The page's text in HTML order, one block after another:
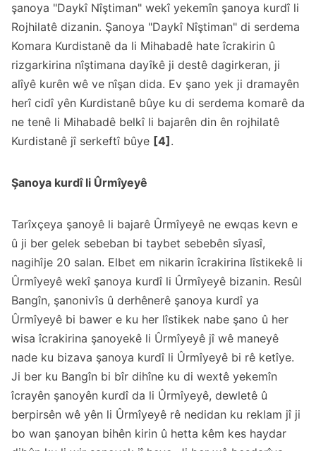
şanoya "Daykî Nîştiman" wekî yekemîn şanoya kurdî li
Rojhilatê dizanin. Şanoya "Daykî Nîştiman" di serdema
Komara Kurdistanê da li Mihabadê hate îcrakirin û
rizgarkirina nîştimana dayîkê ji destê dagirkeran, ji
alîyê kurên wê ve nîşan dida. Ev şano yek ji dramayên
herî cidî yên Kurdistanê bûye ku di serdema komarê da
ne tenê li Mihabadê belkî li bajarên din ên rojhilatê
Kurdistanê jî serkeftî bûye [4] .
Şanoya kurdî li Ûrmîyeyê
Tarîxçeya şanoyê li bajarê Ûrmîyeyê ne ewqas kevn e
û ji ber gelek sebeban bi taybet sebebên sîyasî,
nagihîje 20 salan. Elbet em nikarin îcrakirina lîstikekê li
Ûrmîyeyê wekî şanoya kurdî li Ûrmîyeyê bizanin. Resûl
Bangîn, şanonivîs û derhênerê şanoya kurdî ya
Ûrmîyeyê bi bawer e ku her lîstikek nabe şano û her
wisa îcrakirina şanoyekê li Ûrmîyeyê jî wê maneyê
nade ku bizava şanoya kurdî li Ûrmîyeyê bi rê ketîye.
Ji ber ku Bangîn bi bîr dihîne ku di wextê yekemîn
îcrayên şanoyên kurdî da li Ûrmîyeyê, dewletê û
berpirsên wê yên li Ûrmîyeyê rê nedidan ku reklam jî ji
bo wan şanoyan bihên kirin û hetta kêm kes haydar